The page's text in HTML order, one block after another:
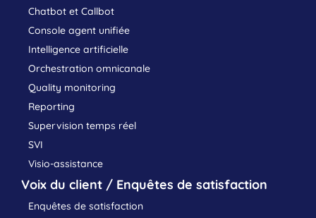
Chatbot et Callbot
Console agent unifiée
Intelligence artificielle
Orchestration omnicanale
Quality monitoring
Reporting
Supervision temps réel
SVI
Visio-assistance
Voix du client / Enquêtes de satisfaction
Enquêtes de satisfaction